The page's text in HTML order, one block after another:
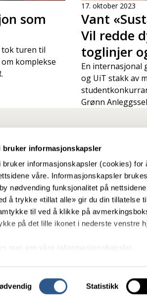
bruker informasjonskapsler
bruker informasjonskapsler (cookies) for
våre. Informasjonskapsler
nødvending funksjonalitet på
å trykke «tillat alle» gir du din tillatelse
til ved å klikke på
på det lille ikonet i nederste venstre
Statistikk
som
tok turen til
komplekse
17. oktober 2023
Vant
Vil redde
toglinjer
En internasjonal
og UiT stakk av
Grønn
blir drevet effektivt, sikkert
godstransporten og samfunnet.